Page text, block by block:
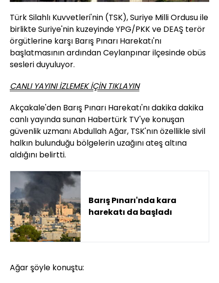
Türk Silahlı Kuvvetleri'nin (TSK), Suriye Milli Ordusu ile
birlikte Suriye'nin kuzeyinde YPG/PKK ve DEAŞ terör
örgütlerine karşı Barış Pınarı Harekatı'nı
başlatmasının ardından Ceylanpınar ilçesinde obüs
sesleri duyuluyor.
CANLI YAYINI İZLEMEK İÇİN TIKLAYIN
Akçakale'den Barış Pınarı Harekatı'nı dakika dakika
canlı yayında sunan Habertürk TV'ye konuşan
güvenlik uzmanı Abdullah Ağar, TSK'nın özellikle sivil
halkın bulunduğu bölgelerin uzağını ateş altına
aldığını belirtti.
Barış Pınarı'nda kara
harekatı da başladı
Ağar şöyle konuştu: